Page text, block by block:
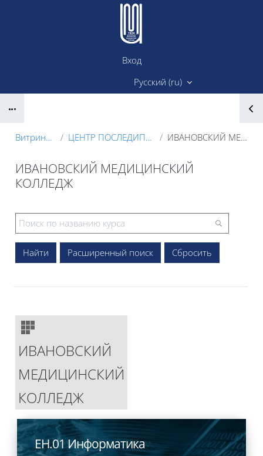
Перейти к основному содержанию
Вход
Русский ‎(ru)‎
Витрина курсов 3KL ЦЕНТР ПОСЛЕДИПЛОМНОГО ОБРАЗОВАНИЯ ИВАНОВСКИЙ МЕДИЦИНСКИЙ КОЛЛЕДЖ
ИВАНОВСКИЙ МЕДИЦИНСКИЙ
КОЛЛЕДЖ
Расширенный поиск
ИВАНОВСКИЙ
МЕДИЦИНСКИЙ
КОЛЛЕДЖ
ЕН.01 Информатика